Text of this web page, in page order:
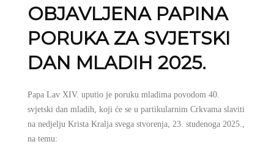
OBJAVLJENA PAPINA
PORUKA ZA SVJETSKI
DAN MLADIH 2025.
Papa Lav XIV. uputio je poruku mladima povodom 40.
svjetski dan mladih, koji će se u partikularnim Crkvama slaviti
na nedjelju Krista Kralja svega stvorenja, 23. studenoga 2025.,
na temu: